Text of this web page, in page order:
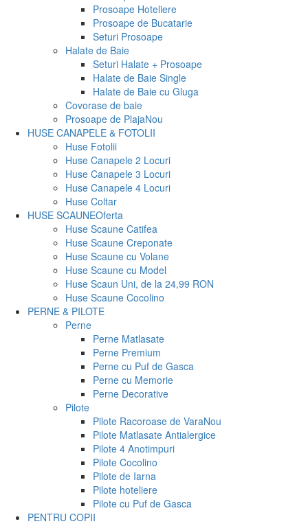
Prosoape Hoteliere
Prosoape de Bucatarie
Seturi Prosoape
Halate de Baie
Seturi Halate + Prosoape
Halate de Baie Single
Halate de Baie cu Gluga
Covorase de baie
Prosoape de PlajaNou
HUSE CANAPELE & FOTOLII
Huse Fotolii
Huse Canapele 2 Locuri
Huse Canapele 3 Locuri
Huse Canapele 4 Locuri
Huse Coltar
HUSE SCAUNEOferta
Huse Scaune Catifea
Huse Scaune Creponate
Huse Scaune cu Volane
Huse Scaune cu Model
Huse Scaun Uni, de la 24,99 RON
Huse Scaune Cocolino
PERNE & PILOTE
Perne
Perne Matlasate
Perne Premium
Perne cu Puf de Gasca
Perne cu Memorie
Perne Decorative
Pilote
Pilote Racoroase de VaraNou
Pilote Matlasate Antialergice
Pilote 4 Anotimpuri
Pilote Cocolino
Pilote de Iarna
Pilote hoteliere
Pilote cu Puf de Gasca
PENTRU COPII